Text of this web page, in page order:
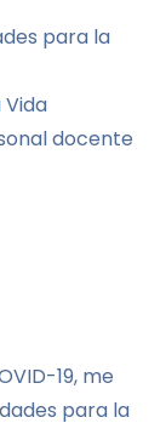
para la
docente
19, me
para la